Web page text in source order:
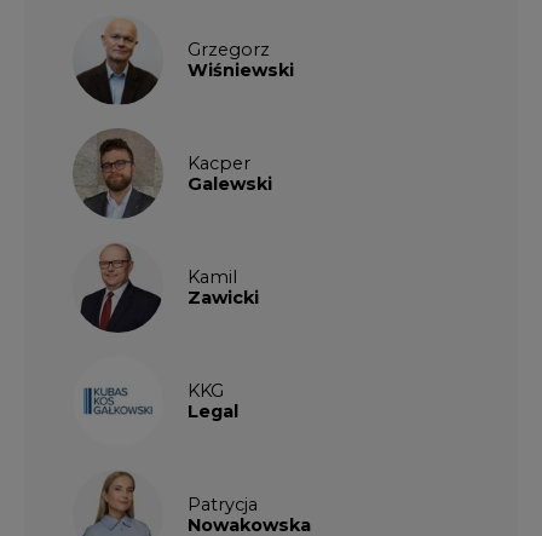
Grzegorz
Wiśniewski
Kacper
Galewski
Kamil
Zawicki
KKG
Legal
Patrycja
Nowakowska